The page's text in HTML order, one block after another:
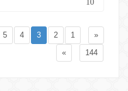
«
1
2
3
4
5
144
»